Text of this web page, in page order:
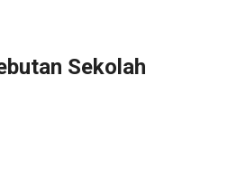
Sekolah